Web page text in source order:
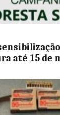
até 15 de